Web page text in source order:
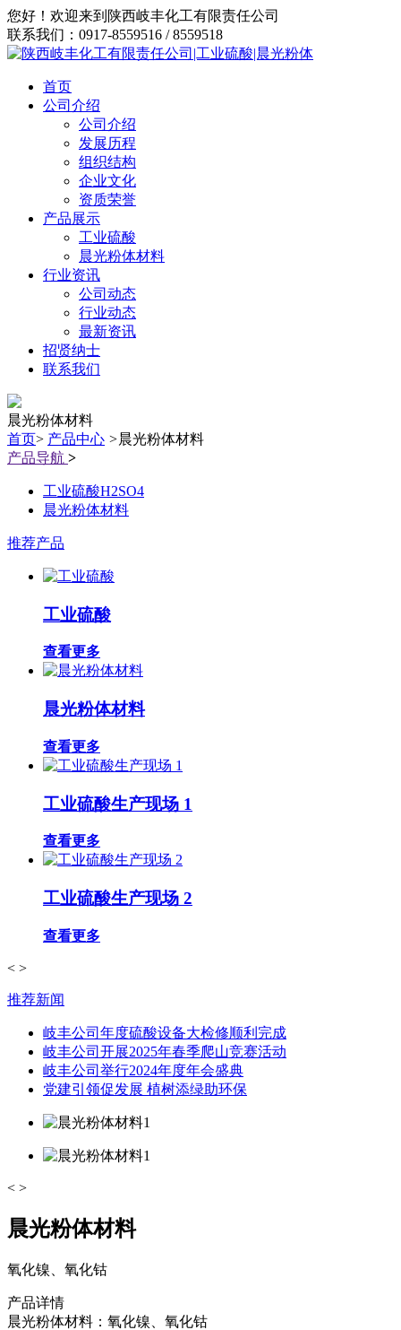
您好！欢迎来到陕西岐丰化工有限责任公司
联系我们：0917-8559516 / 8559518
首页
公司介绍
公司介绍
发展历程
组织结构
企业文化
资质荣誉
产品展示
工业硫酸
晨光粉体材料
行业资讯
公司动态
行业动态
最新资讯
招贤纳士
联系我们
晨光粉体材料
首页> 产品中心 >晨光粉体材料
产品导航 >
工业硫酸H2SO4
晨光粉体材料
推荐产品
工业硫酸
查看更多
晨光粉体材料
查看更多
工业硫酸生产现场 1
查看更多
工业硫酸生产现场 2
查看更多
< >
推荐新闻
岐丰公司年度硫酸设备大检修顺利完成
岐丰公司开展2025年春季爬山竞赛活动
岐丰公司举行2024年度年会盛典
党建引领促发展 植树添绿助环保
< >
晨光粉体材料
氧化镍、氧化钴
产品详情
晨光粉体材料：氧化镍、氧化钴